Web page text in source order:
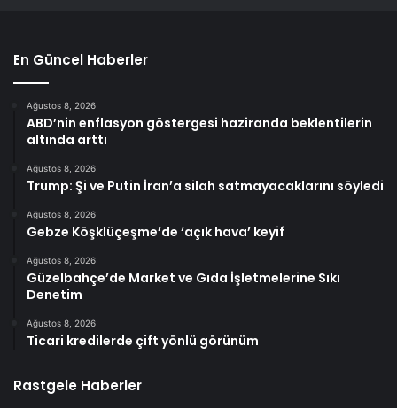
En Güncel Haberler
Ağustos 8, 2026
ABD’nin enflasyon göstergesi haziranda beklentilerin
altında arttı
Ağustos 8, 2026
Trump: Şi ve Putin İran’a silah satmayacaklarını söyledi
Ağustos 8, 2026
Gebze Köşklüçeşme’de ‘açık hava’ keyif
Ağustos 8, 2026
Güzelbahçe’de Market ve Gıda İşletmelerine Sıkı
Denetim
Ağustos 8, 2026
Ticari kredilerde çift yönlü görünüm
Rastgele Haberler